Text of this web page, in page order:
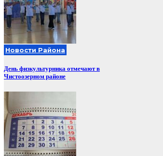
Новости Района
День физкультурника отмечают в
Чистоозерном районе